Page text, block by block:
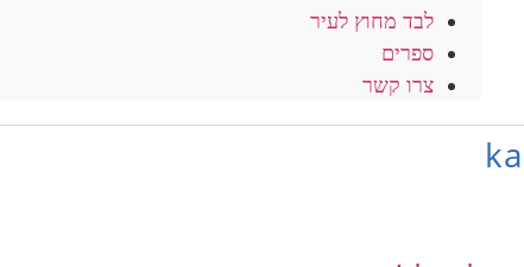
לבד מחוץ לעיר
ספרים
צרו קשר